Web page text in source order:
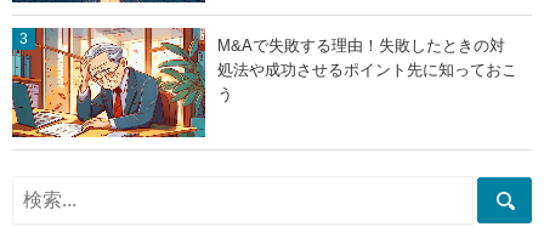
M&Aで失敗する理由！失敗したときの対
処法や成功させるポイント先に知っておこ
う